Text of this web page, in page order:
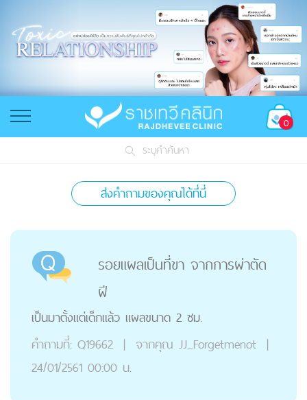
0
ระบุคำค้นหา
ส่งคำถามของคุณได้ที่นี่
รอยแผลเป็นที่ขา จากการผ่าตัด
ฝี
เป็นมาตั้งแต่เด็กแล้ว แผลขนาด 2 ซม.
คำถามที่: Q19662 | จากคุณ JJ_Forgetmenot |
24/01/2561 00:00 น.